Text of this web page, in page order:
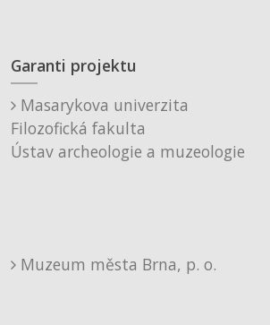
Garanti projektu
Masarykova univerzita
Filozofická fakulta
Ústav archeologie a muzeologie
Muzeum města Brna, p. o.